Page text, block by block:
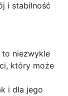
i stabilność
to niezwykle
który może
i dla jego